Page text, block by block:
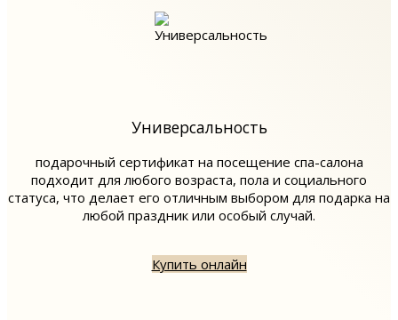
Универсальность
подарочный сертификат на посещение спа-салона
подходит для любого возраста, пола и социального
статуса, что делает его отличным выбором для подарка на
любой праздник или особый случай.
Купить онлайн